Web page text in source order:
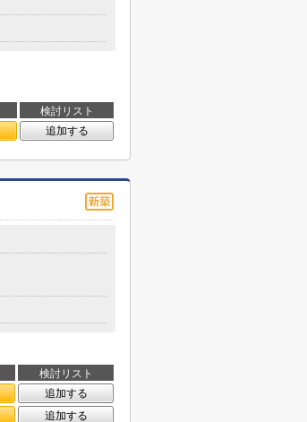
検討リスト
追加する
検討リスト
追加する
追加する